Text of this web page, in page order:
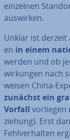
einzelnen
auswirken.
Unklar ist
en in einem
werden und ob
wir­kun­gen nach
weisen China-
zunächst ein
Vorfall vorliegen
zie­hung). Erst
Fehl­ver­hal­ten